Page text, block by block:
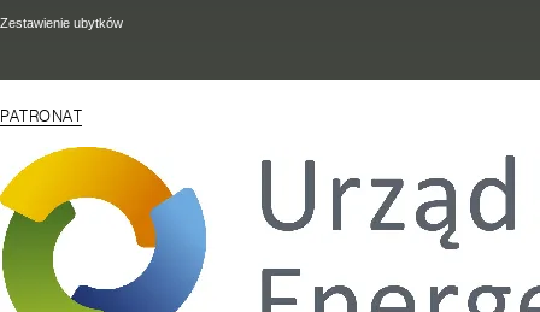
Zestawienie ubytków
PATRONAT